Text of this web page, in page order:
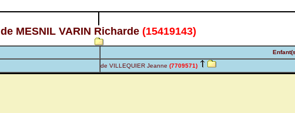
de MESNIL VARIN Richarde (15419143)
de VILLEQUIER Jeanne (7709571)